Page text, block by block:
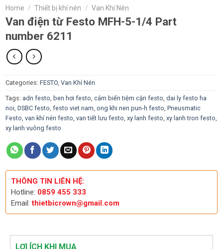
Home / Thiết bị khí nén / Van Khí Nén
Van điện từ Festo MFH-5-1/4 Part
number 6211
Categories: FESTO, Van Khí Nén
Tags: adn festo, ben hơi festo, cảm biến tiệm cận festo, dai ly festo ha
noi, DSBC festo, festo viet nam, ong khi nen pun-h festo, Pneusmatic
Festo, van khí nén festo, van tiết lưu festo, xy lanh festo, xy lanh tron festo,
xy lanh vuông festo
THÔNG TIN LIÊN HỆ:
Hotline: 0859 455 333
Email:thietbicrown@gmail.com
LỢI ÍCH KHI MUA